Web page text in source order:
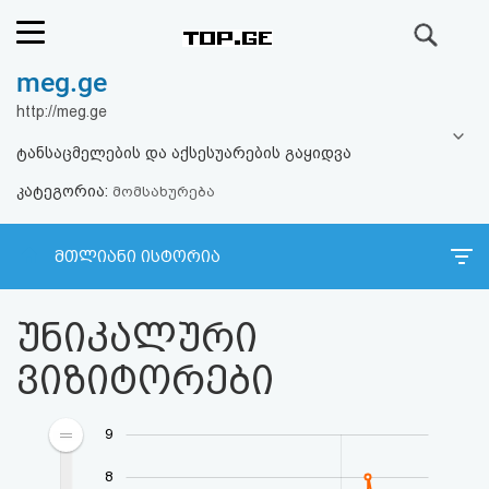
რეიტინგი
ფოსტა
კითხვა-
პასუხი
ავტორიზაცია
meg.ge
http://meg.ge
ტანსაცმელების და აქსესუარების გაყიდვა
კატეგორია: მომსახურება
მთლიანი ისტორია
უნიკალური
ვიზიტორები
8
9